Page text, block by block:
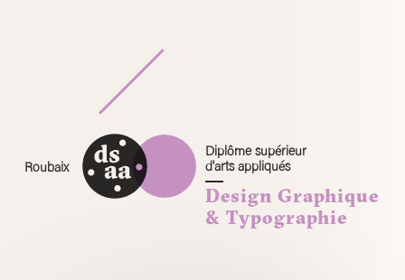
Roubaix
Diplôme supérieur
d'arts appliqués
Design Graphique
& Typographie